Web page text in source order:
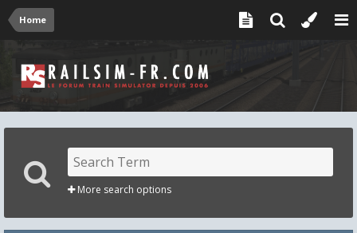
Home
More search options